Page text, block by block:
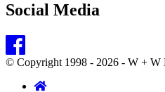
Social Media
© Copyright 1998 - 2026 - W + W